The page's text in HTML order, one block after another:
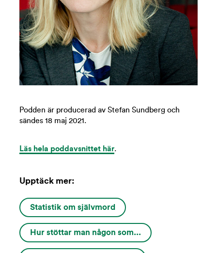
Podden är producerad av Stefan Sundberg och
sändes 18 maj 2021.
Läs hela poddavsnittet här.
Upptäck mer:
Statistik om självmord
Hur stöttar man någon som...